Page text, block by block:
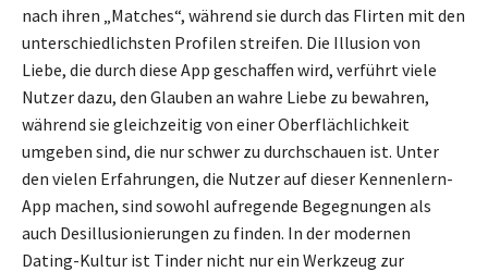
nach ihren „Matches“, während sie durch das Flirten mit den
unterschiedlichsten Profilen streifen. Die Illusion von
Liebe, die durch diese App geschaffen wird, verführt viele
Nutzer dazu, den Glauben an wahre Liebe zu bewahren,
während sie gleichzeitig von einer Oberflächlichkeit
umgeben sind, die nur schwer zu durchschauen ist. Unter
den vielen Erfahrungen, die Nutzer auf dieser Kennenlern-
App machen, sind sowohl aufregende Begegnungen als
auch Desillusionierungen zu finden. In der modernen
Dating-Kultur ist Tinder nicht nur ein Werkzeug zur